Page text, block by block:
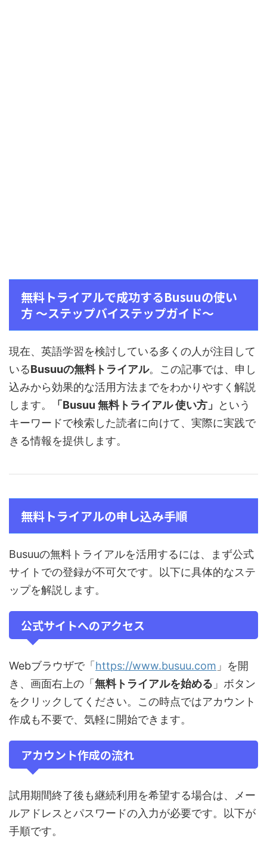
無料トライアルで成功するBusuuの使い
方 ～ステップバイステップガイド～
現在、英語学習を検討している多くの人が注目して
いるBusuuの無料トライアル。この記事では、申し
込みから効果的な活用方法までをわかりやすく解説
します。
「Busuu 無料トライアル 使い方」
という
キーワードで検索した読者に向けて、実際に実践で
きる情報を提供します。
無料トライアルの申し込み手順
Busuuの無料トライアルを活用するには、まず公式
サイトでの登録が不可欠です。以下に具体的なステ
ップを解説します。
公式サイトへのアクセス
Webブラウザで「 https://www.busuu.com 」を開
き、画面右上の「 無料トライアルを始める 」ボタン
をクリックしてください。この時点ではアカウント
作成も不要で、気軽に開始できます。
アカウント作成の流れ
試用期間終了後も継続利用を希望する場合は、メー
ルアドレスとパスワードの入力が必要です。以下が
手順です。